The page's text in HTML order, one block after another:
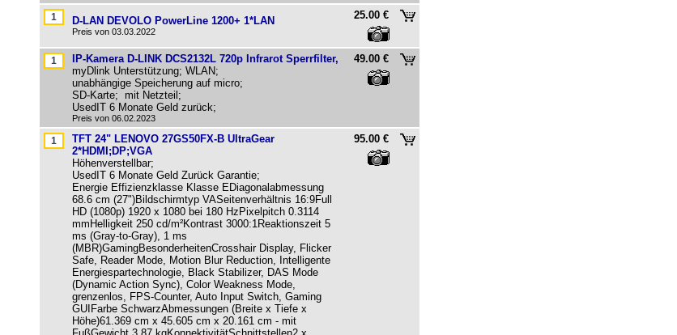
D-LAN DEVOLO PowerLine 1200+ 1*LAN
Preis von 03.03.2022
25.00 €
IP-Kamera D-LINK DCS2132L 720p Infrarot Sperrfilter,
myDlink Unterstützung; WLAN;
unabhängige Speicherung auf micro;
SD-Karte; mit Netzteil;
UsedIT 6 Monate Geld zurück;
Preis von 06.02.2023
49.00 €
TFT 24" LENOVO 27GS50FX-B UltraGear
2*HDMI;DP;VGA
Höhenverstellbar;
UsedIT 6 Monate Geld Zurück Garantie;
Energie Effizienzklasse Klasse EDiagonalabmessung
68.6 cm (27")Bildschirmtyp VASeitenverhältnis 16:9Full
HD (1080p) 1920 x 1080 bei 180 HzPixelpitch 0.3114
mmHelligkeit 250 cd/m²Kontrast 3000:1Reaktionszeit 5
ms (Gray-to-Gray), 1 ms
(MBR)GamingBesonderheitenCrosshair Display, Flicker
Safe, Reader Mode, Motion Blur Reduction, Intelligente
Energiespartechnologie, Black Stabilizer, DAS Mode
(Dynamic Action Sync), Color Weakness Mode,
grenzenlos, FPS-Counter, Auto Input Switch, Gaming
GUIFarbe SchwarzAbmessungen (Breite x Tiefe x
Höhe)61.369 cm x 45.605 cm x 20.161 cm - mit
95.00 €